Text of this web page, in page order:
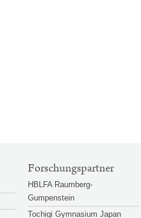
Forschungspartner
HBLFA Raumberg-
Gumpenstein
Tochigi Gymnasium Japan